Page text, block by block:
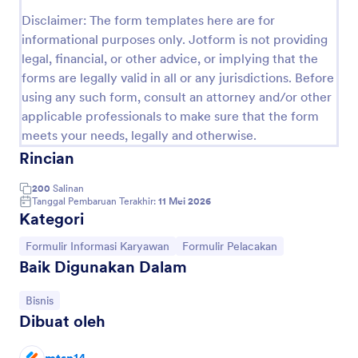
Disclaimer: The form templates here are for
informational purposes only. Jotform is not providing
legal, financial, or other advice, or implying that the
forms are legally valid in all or any jurisdictions. Before
using any such form, consult an attorney and/or other
applicable professionals to make sure that the form
meets your needs, legally and otherwise.
Rincian
200 Salinan
Tanggal Pembaruan Terakhir: 11 Mei 2026
Kategori
Buka Kategori:
Formulir Informasi Karyawan Buka Kategori:
Formulir Pelacakan
Baik Digunakan Dalam
Buka Kategori:
Bisnis
Dibuat oleh
Pratinjau